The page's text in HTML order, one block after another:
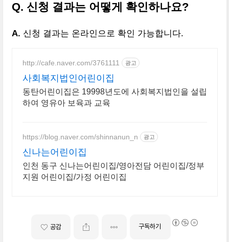
Q. 신청 결과는 어떻게 확인하나요?
A. 신청 결과는 온라인으로 확인 가능합니다.
http://cafe.naver.com/3761111 광고
사회복지법인어린이집
동탄어린이집은 19998년도에 사회복지법인을 설립
하여 영유아 보육과 교육
https://blog.naver.com/shinnanun_n 광고
신나는어린이집
인천 동구 신나는어린이집/영아전담 어린이집/정부
지원 어린이집/가정 어린이집
공감 구독하기